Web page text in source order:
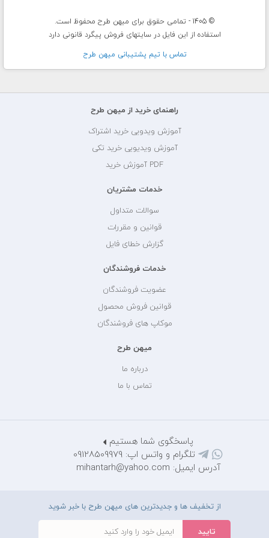
© 1405 - تمامی حقوق برای میهن طرح محفوظ است.
استفاده از این فایل در سایتهای فروش پیگرد قانونی دارد
تماس با تيم پشتيبانی ميهن طرح
راهنمای خرید از میهن طرح
آموزش ویدویی خرید اشتراک
آموزش ویدیویی خرید تکی
PDF آموزش خرید
خدمات مشتریان
سوالات متداول
قوانین و مقررات
گزارش خطای فایل
خدمات فروشندگان
عضویت فروشندگان
قوانین فروش محصول
موکاپ های فروشندگان
میهن طرح
درباره ما
تماس با ما
پاسخگوی شما هستیم
تلگرام و واتس اپ: 09128509979
آدرس ایمیل: mihantarh@yahoo.com
از تخفیف ها و جدیدترین های میهن طرح با خبر شوید